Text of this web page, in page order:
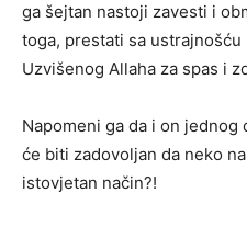
ga šejtan nastoji zavesti i
toga, prestati sa
Uzvišenog Allaha za spas i
Napomeni ga da i on jednog
će biti zadovoljan da neko
istovjetan način?!